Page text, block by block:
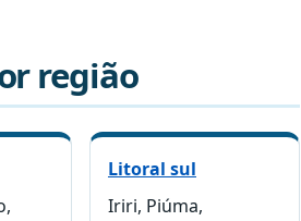
região
Litoral sul
Iriri, Piúma,